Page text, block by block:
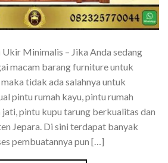
Ukir Minimalis – Jika Anda sedang
macam barang furniture untuk
tidak ada salahnya untuk
pintu rumah kayu, pintu rumah
pintu kupu tarung berkualitas dan
Jepara. Di sini terdapat banyak
pembuatannya pun […]